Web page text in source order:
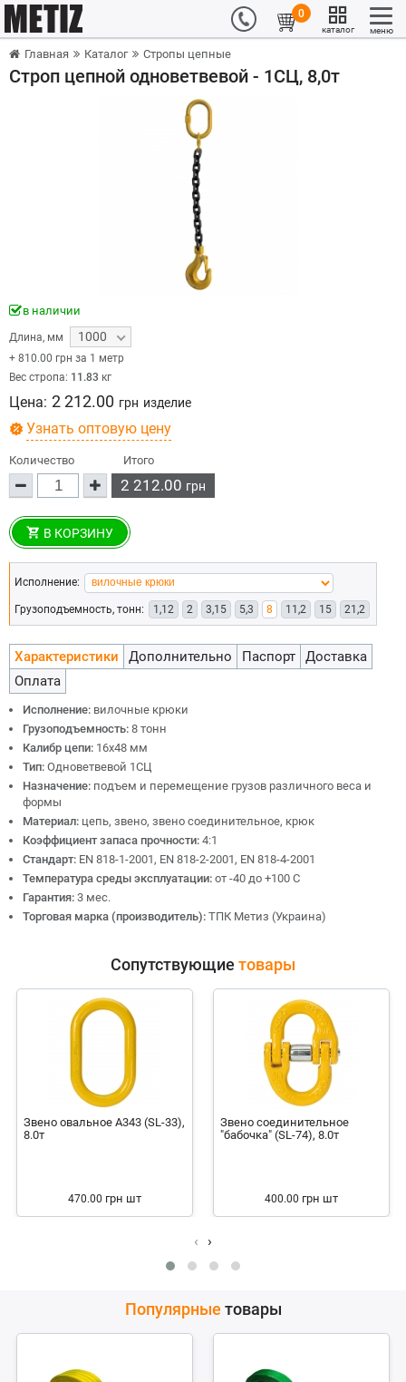
0
каталог меню
Главная Каталог Стропы цепные
Строп цепной одноветвевой - 1СЦ, 8,0т
в наличии
Длина, мм 1000
+ 810.00 грн за 1 метр
Вес стропа: 11.83 кг
Цена: 2 212.00 грн изделие
Узнать оптовую цену
Количество Итого
2 212.00 грн
В КОРЗИНУ
Исполнение:
Грузоподъемность, тонн: 1,12 2 3,15 5,3 8 11,2 15 21,2
Характеристики Дополнительно Паспорт
Доставка
Оплата
Исполнение: вилочные крюки
Грузоподъемность: 8 тонн
Калибр цепи: 16х48 мм
Тип: Одноветвевой 1СЦ
Назначение: подъем и перемещение грузов различного веса и
формы
Материал: цепь, звено, звено соединительное, крюк
Коэффициент запаса прочности: 4:1
Стандарт: EN 818-1-2001, EN 818-2-2001, EN 818-4-2001
Температура среды эксплуатации: от -40 до +100 С
Гарантия: 3 мес.
Торговая марка (производитель): ТПК Метиз (Украина)
Сопутствующие товары
Звено овальное А343 (SL-33),
8.0т
470.00 грн шт
Звено соединительное
"бабочка" (SL-74), 8.0т
400.00 грн шт
‹ ›
Популярные товары